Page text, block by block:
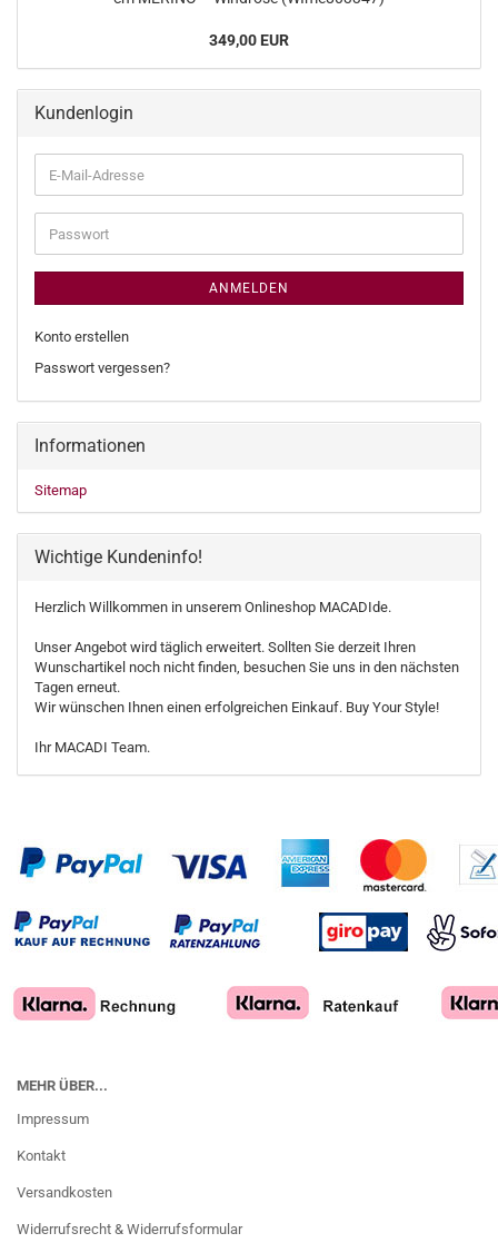
349,00 EUR
Kundenlogin
E-
Mail-
Adresse
Passwort
ANMELDEN
Konto erstellen
Passwort vergessen?
Informationen
Sitemap
Wichtige Kundeninfo!
Herzlich Willkommen in unserem Onlineshop MACADIde.
Unser Angebot wird täglich erweitert. Sollten Sie derzeit Ihren
Wunschartikel noch nicht finden, besuchen Sie uns in den nächsten
Tagen erneut.
Wir wünschen Ihnen einen erfolgreichen Einkauf. Buy Your Style!
Ihr MACADI Team.
MEHR ÜBER...
Impressum
Kontakt
Versandkosten
Widerrufsrecht & Widerrufsformular